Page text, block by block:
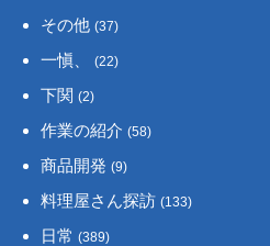
その他(37)
一愼、(22)
下関(2)
作業の紹介(58)
商品開発(9)
料理屋さん探訪(133)
日常(389)